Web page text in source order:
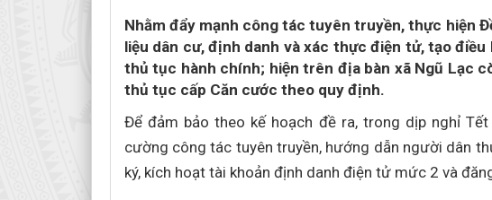
Nhằm đẩy mạnh công tác tuyên truyền, thực hiện
liệu dân cư, định danh và xác thực điện tử, tạo
thủ tục hành chính; hiện trên địa bàn xã Ngũ Lạc
thủ tục cấp Căn cước theo quy định.
Để đảm bảo theo kế hoạch đề ra, trong dịp nghỉ
cường công tác tuyên truyền, hướng dẫn người dân
ký, kích hoạt tài khoản định danh điện tử mức 2 và